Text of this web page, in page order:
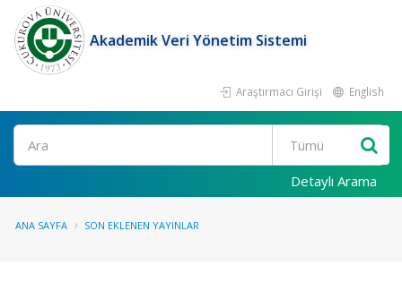
Akademik Veri Yönetim Sistemi
Araştırmacı Girişi English
Ara
Detaylı Arama
ANA SAYFA SON EKLENEN YAYINLAR